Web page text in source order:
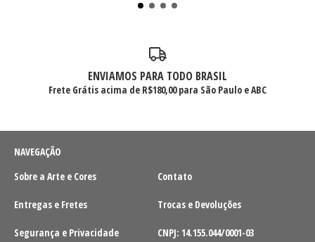
ENVIAMOS PARA TODO BRASIL
Frete Grátis acima de R$180,00 para São Paulo e ABC
NAVEGAÇÃO
Sobre a Arte e Cores
Contato
Entregas e Fretes Trocas e Devoluções
Segurança e Privacidade CNPJ: 14.155.044/0001-03